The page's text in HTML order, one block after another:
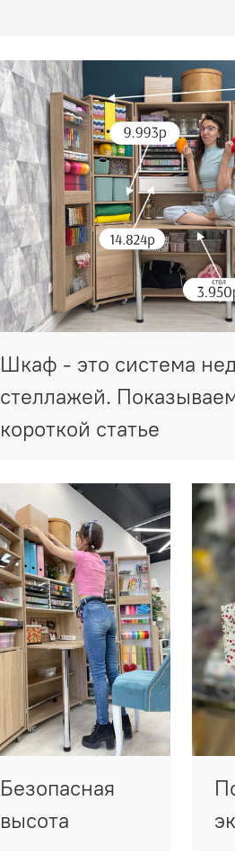
Шкаф - это система
стеллажей.
короткой статье
Безопасная
высота